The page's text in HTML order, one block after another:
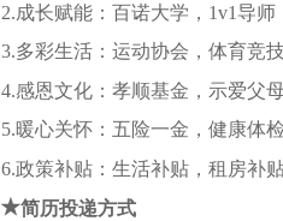
2.成长赋能：百诺大学，1v1导
3.多彩生活：运动协会，体育竞
4.感恩文化：孝顺基金，示爱父
5.暖心关怀：五险一金，健康体
6.政策补贴：生活补贴，租房补
★简历投递方式